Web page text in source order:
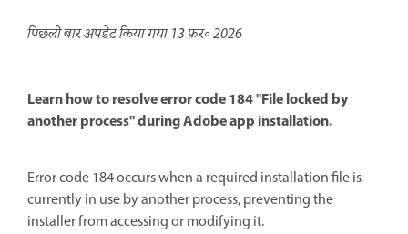
पिछली बार अपडेट किया गया13 फ़र॰ 2026
Learn how to resolve error code 184 "File locked by
another process" during Adobe app installation.
Error code 184 occurs when a required installation file is
currently in use by another process, preventing the
installer from accessing or modifying it.